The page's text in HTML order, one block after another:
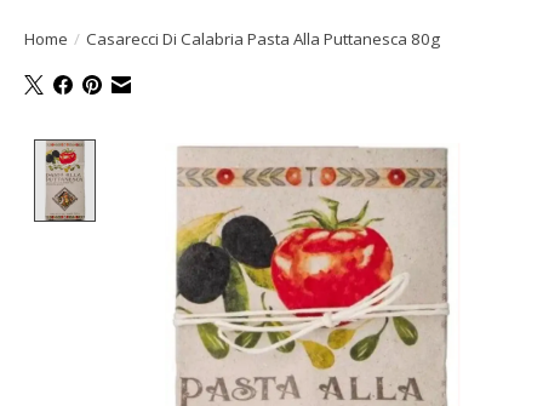
Home / Casarecci Di Calabria Pasta Alla Puttanesca 80g
Product image slideshow Items